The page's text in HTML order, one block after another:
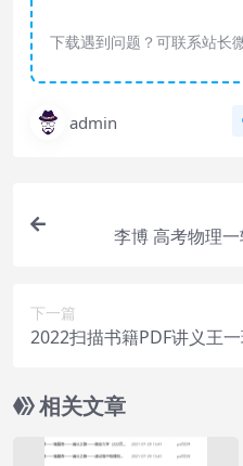
下载遇到问题？可联系站长
admin
李博 高考物理
下一篇
2022扫描书籍PDF讲义王
相关文章